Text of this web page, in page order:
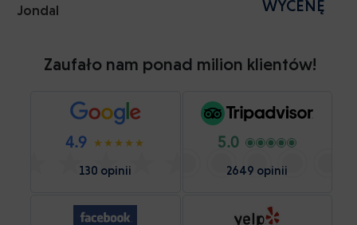
Jondal
WYCENĘ
Zaufało nam ponad milion klientów!
4.9
130 opinii
5.0
2649 opinii